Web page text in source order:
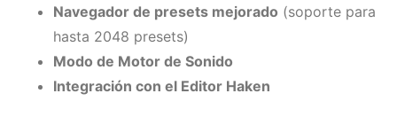
Navegador de presets mejorado (soporte para
hasta 2048 presets)
Modo de Motor de Sonido
Integración con el Editor Haken